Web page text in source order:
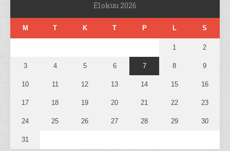
Elokuu 2026
M T K T P L S
1 2
3 4 5 6 7 8 9
10 11 12 13 14 15 16
17 18 19 20 21 22 23
24 25 26 27 28 29 30
31